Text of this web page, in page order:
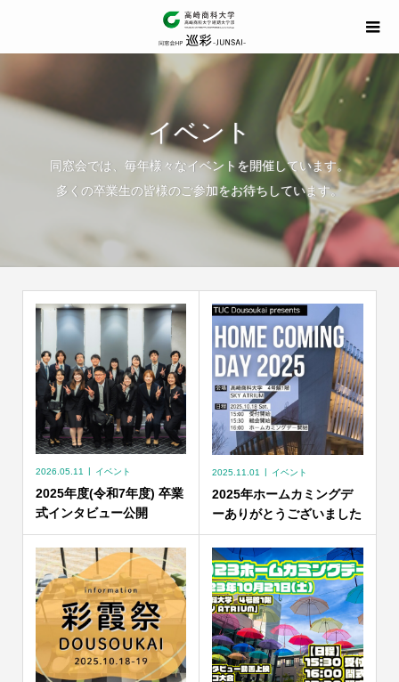
イベント
同窓会では、毎年様々なイベントを開催しています。
多くの卒業生の皆様のご参加をお待ちしています。
2026.05.11 イベント
2025年度(令和7年度) 卒業
式インタビュー公開
2025.11.01 イベント
2025年ホームカミングデ
ーありがとうございました